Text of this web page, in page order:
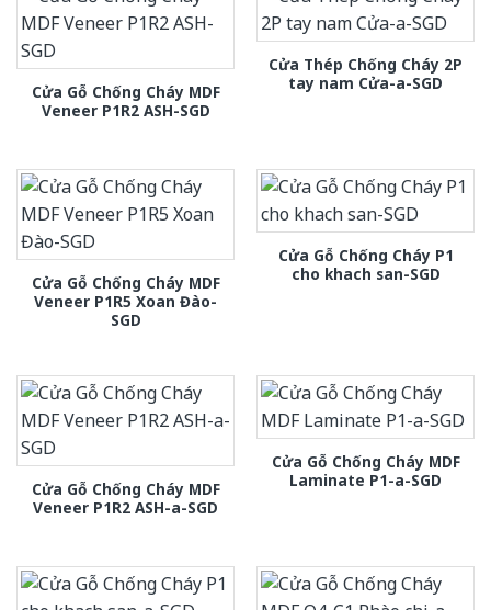
Cửa Gỗ Chống Cháy MDF
Veneer P1R2 ASH-SGD
Cửa Thép Chống Cháy 2P
tay nam Cửa-a-SGD
Cửa Gỗ Chống Cháy MDF
Veneer P1R5 Xoan Đào-
SGD
Cửa Gỗ Chống Cháy P1
cho khach san-SGD
Cửa Gỗ Chống Cháy MDF
Veneer P1R2 ASH-a-SGD
Cửa Gỗ Chống Cháy MDF
Laminate P1-a-SGD